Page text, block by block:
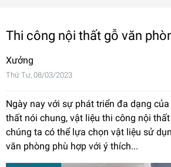
Thi công nội thất gỗ văn
Xưởng
Thứ Tư, 08/03/2023
Ngày nay với sự phát triển đa dạng
thất nói chung, vật liệu thi công nội
chúng ta có thể lựa chọn vật liệu sử
văn phòng phù hợp với ý thích...